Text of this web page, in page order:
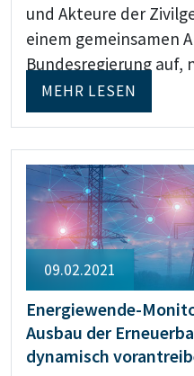
und Akteure der
einem gemeinsamen
Bundesregierung auf,
MEHR LESEN
09.02.2021
Energiewende-
Ausbau der
dynamisch